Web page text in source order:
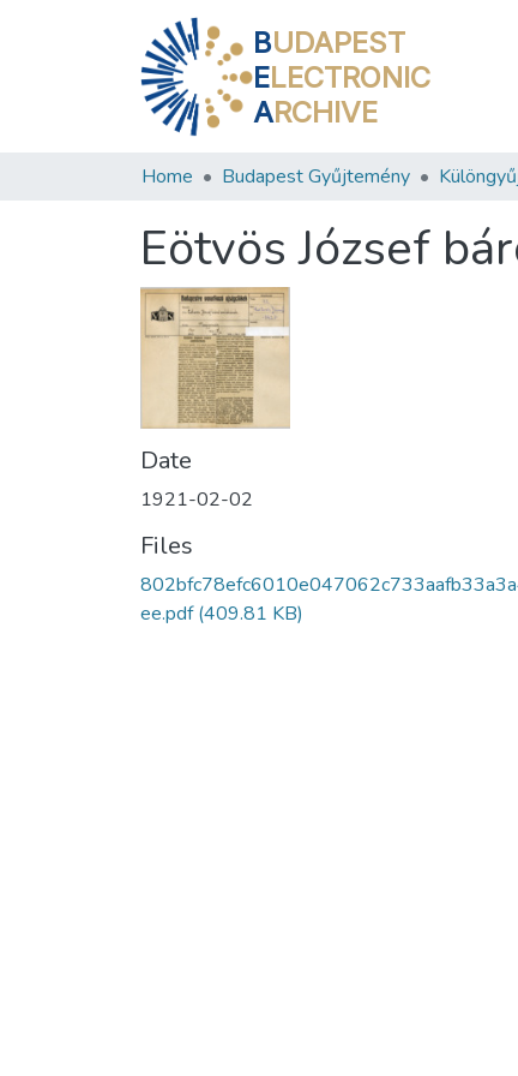
BUDAPEST
ELECTRONIC
ARCHIVE
Home Budapest Gyűjtemény
Eötvös József
Date
1921-02-02
Files
ee.pdf(409.81 KB)